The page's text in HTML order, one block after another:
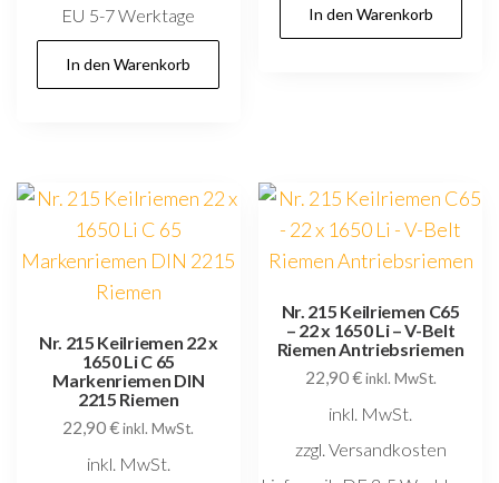
EU 5-7 Werktage
In den Warenkorb
In den Warenkorb
Nr. 215 Keilriemen 22 x
1650 Li C 65
Markenriemen DIN
2215 Riemen
22,90€ inkl. MwSt.
inkl. MwSt.
Nr. 215 Keilriemen C65
– 22 x 1650 Li – V-Belt
Riemen Antriebsriemen
22,90€ inkl. MwSt.
inkl. MwSt.
zzgl. Versandkosten